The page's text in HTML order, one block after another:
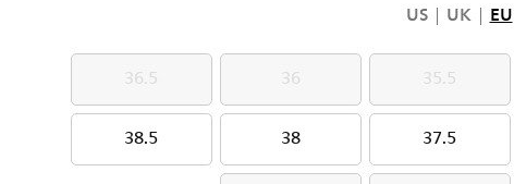
EU
UK
US
35.5
35.5
36
36
36.5
36.5
37.5
37.5
38
38
38.5
38.5